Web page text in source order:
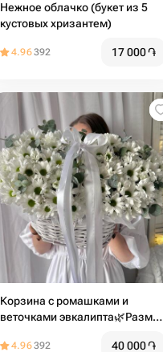
Нежное облачко (букет из 5
кустовых хризантем)
4.96392 17 000֏
Корзина с ромашками и
веточками эвкалипта🌿Размер
4.96392 40 000֏